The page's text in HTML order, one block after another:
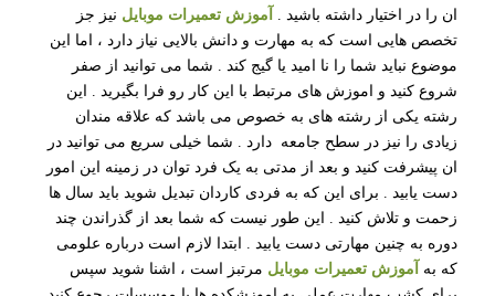
ان را در اختیار داشته باشید .
آموزش تعمیرات موبایل نیز جز
تخصص هایی است که به مهارت و دانش بالایی نیاز دارد ، اما این
موضوع نباید شما را نا امید یا گیج کند . شما می توانید از صفر
شروع کنید و اموزش های مرتبط با این کار رو فرا بگیرید . این
رشته یکی از رشته های به خصوص می باشد که علاقه مندان
زیادی را نیز در سطح جامعه دارد . شما خیلی سریع می توانید در
ان پیشرفت کنید و بعد از مدتی به یک فرد توان در زمینه این امور
دست یابید . برای این که به فردی کاردان تبدیل شوید باید سال ها
زحمت و تلاش کنید . این طور نیست که شما بعد از گذراندن چند
دوره به چنین مهارتی دست یابید . ابتدا لازم است درباره علومی
که به
آموزش تعمیرات موبایل مرتبز است ، اشنا شوید سپس